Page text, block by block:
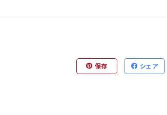
保存 シェア